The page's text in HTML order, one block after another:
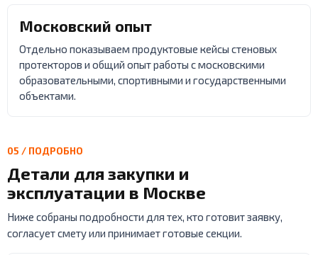
Московский опыт
Отдельно показываем продуктовые кейсы стеновых
протекторов и общий опыт работы с московскими
образовательными, спортивными и государственными
объектами.
05 / ПОДРОБНО
Детали для закупки и
эксплуатации в Москве
Ниже собраны подробности для тех, кто готовит заявку,
согласует смету или принимает готовые секции.